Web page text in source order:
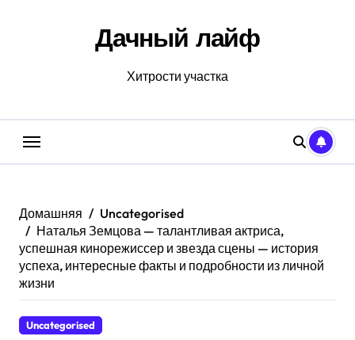
Дачный лайф
Хитрости участка
Домашняя
Uncategorised
Наталья Земцова — талантливая актриса,
успешная кинорежиссер и звезда сцены — история
успеха, интересные факты и подробности из личной
жизни
Uncategorised